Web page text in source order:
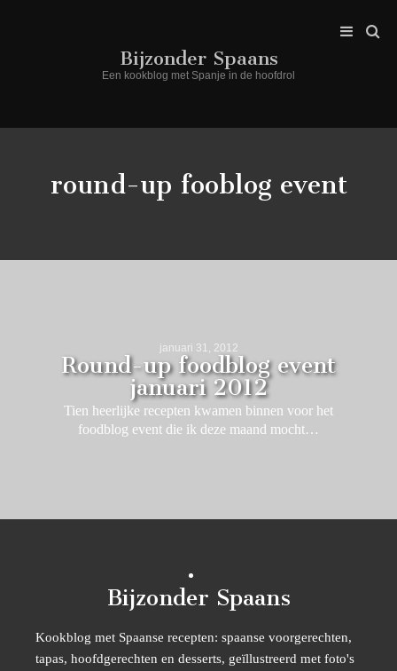
Bijzonder Spaans
Een kookblog met Spanje in de hoofdrol
round-up fooblog event
januari 31, 2012
Round-up foodblog event
januari 2012
Tien heerlijke recepten kwamen binnen voor het
foodblog event die ik deze maand mocht…
Bijzonder Spaans
Kookblog met Spaanse recepten: spaanse voorgerechten,
tapas, hoofdgerechten en desserts, geïllustreerd met foto's